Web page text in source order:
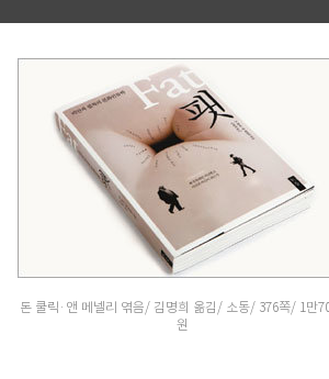
돈 쿨릭·앤 메넬리 엮음/ 김명희 옮김/ 소동/ 376쪽/ 1만
원